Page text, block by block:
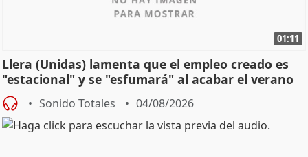
01:11
Llera (Unidas) lamenta que el empleo creado es
"estacional" y se "esfumará" al acabar el verano
Sonido Totales 04/08/2026